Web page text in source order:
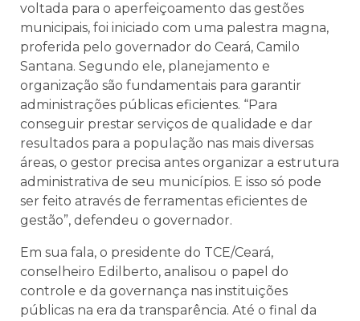
voltada para o aperfeiçoamento das gestões
municipais, foi iniciado com uma palestra magna,
proferida pelo governador do Ceará, Camilo
Santana. Segundo ele, planejamento e
organização são fundamentais para garantir
administrações públicas eficientes. “Para
conseguir prestar serviços de qualidade e dar
resultados para a população nas mais diversas
áreas, o gestor precisa antes organizar a estrutura
administrativa de seu municípios. E isso só pode
ser feito através de ferramentas eficientes de
gestão”, defendeu o governador.
Em sua fala, o presidente do TCE/Ceará,
conselheiro Edilberto, analisou o papel do
controle e da governança nas instituições
públicas na era da transparência. Até o final da